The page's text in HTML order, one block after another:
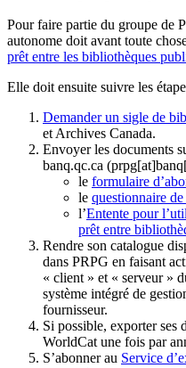
Pour faire partie du groupe de
autonome doit avant toute
prêt entre les bibliothèques
Elle doit ensuite suivre les
Demander un sigle de
et Archives Canada.
Envoyer les documents
banq.qc.ca
le formulaire
le questionnaire
l’Entente pour
prêt entre
Rendre son catalogue
dans PRPG en faisant
« client » et « serveur »
système intégré de
fournisseur.
Si possible, exporter ses
WorldCat une fois par
S’abonner au Service